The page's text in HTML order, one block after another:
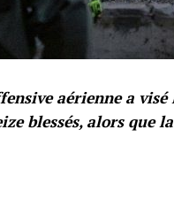
aérienne a
blessés, alors que